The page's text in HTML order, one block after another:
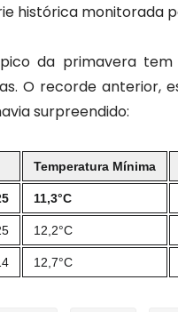
histórica monitorada
da primavera tem
O recorde anterior,
surpreendido:
Temperatura Mínima
11,3°C
12,2°C
12,7°C